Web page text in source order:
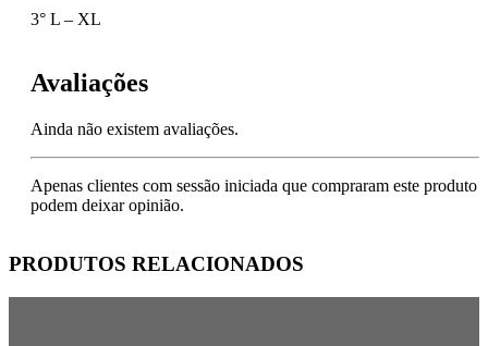
3° L – XL
Avaliações
Ainda não existem avaliações.
Apenas clientes com sessão iniciada que compraram este produto
podem deixar opinião.
PRODUTOS RELACIONADOS